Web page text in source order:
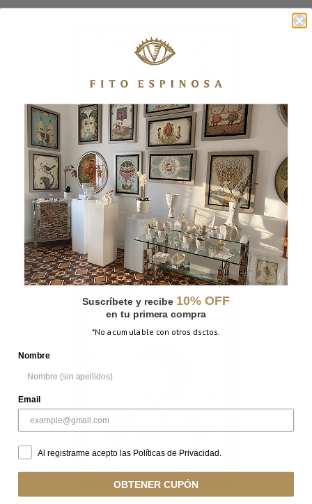
PERRO DE TIERRA
Suscríbete y recibe 10% OFF
en tu primera compra
*No acumulable con otros dsctos.
Nombre
Email
Al registrarme acepto las Políticas de Privacidad.
OBTENER CUPÓN